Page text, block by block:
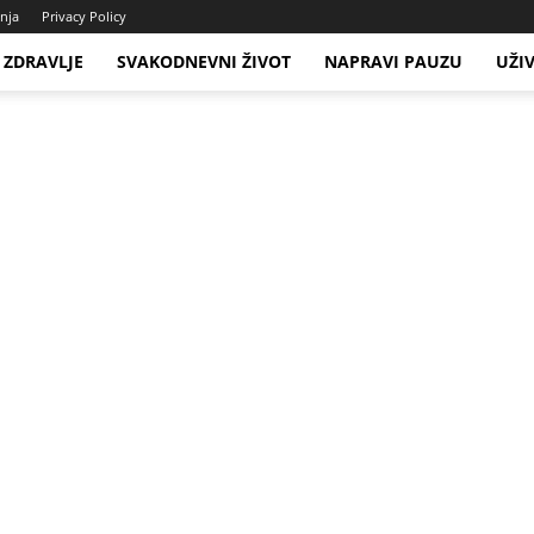
Privacy Policy
ZDRAVLJE SVAKODNEVNI ŽIVOT NAPRAVI PAUZU